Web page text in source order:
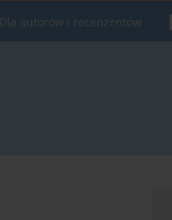
Dla autorów i recenzentów